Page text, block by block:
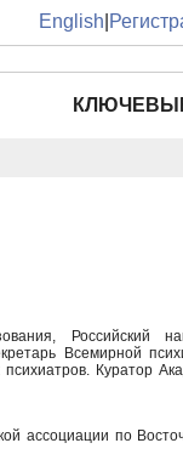
English
Российский
Всемирной
Куратор
ассоциации по